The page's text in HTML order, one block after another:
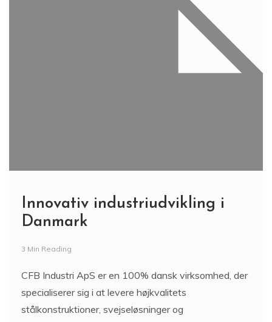
Innovativ industriudvikling i
Danmark
3 Min Reading
CFB Industri ApS er en 100% dansk virksomhed, der
specialiserer sig i at levere højkvalitets
stålkonstruktioner, svejseløsninger og